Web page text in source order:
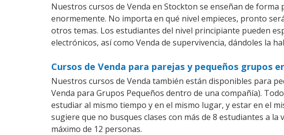
Nuestros cursos de Venda en Stockton se enseñan de
enormemente. No importa en qué nivel empieces, pronto
otros temas. Los estudiantes del nivel principiante pueden
electrónicos, así como Venda de supervivencia, dándoles la
Cursos de Venda para parejas y pequeños grupos
Nuestros cursos de Venda también están disponibles para
Venda para Grupos Pequeños dentro de una compañía).
estudiar al mismo tiempo y en el mismo lugar, y estar en el
sugiere que no busques clases con más de 8 estudiantes a
máximo de 12 personas.